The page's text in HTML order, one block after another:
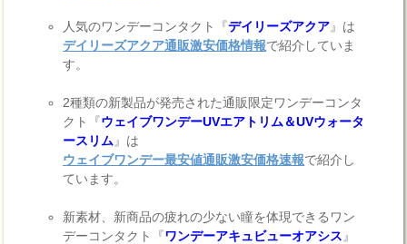
人気のワンデーコンタクト『デイリーズアクア』は
デイリーズアクア通販激安価格情報で紹介していま
す。
2種類の新製品が発売された通販限定ワンデーコンタ
クト『ウェイブワンデーUVエアトリム＆UVウォータ
ースリム 』は
ウェイブワンデー最安値通販激安価格速報で紹介し
ています。
新素材、新商品の疲れの少ない瞳を体現できるワン
デーコンタクト『ワンデーアキュビューオアシス 』